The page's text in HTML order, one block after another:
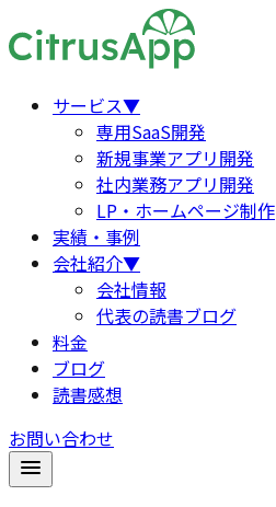
サービス▼
専用SaaS開発
新規事業アプリ開発
社内業務アプリ開発
LP・ホームページ制作
実績・事例
会社紹介▼
会社情報
代表の読書ブログ
料金
ブログ
読書感想
お問い合わせ